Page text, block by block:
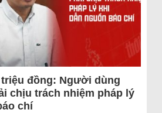
triệu đồng: Người dùng
chịu trách nhiệm pháp lý
chí